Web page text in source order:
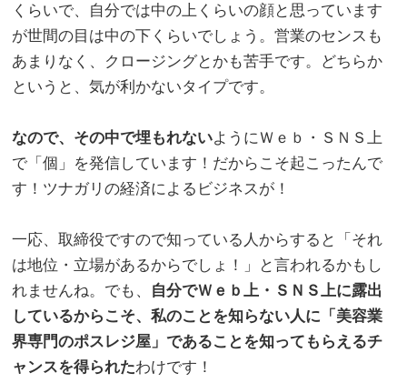
くらいで、自分では中の上くらいの顔と思っています
が世間の目は中の下くらいでしょう。営業のセンスも
あまりなく、クロージングとかも苦手です。どちらか
というと、気が利かないタイプです。
なので、その中で埋もれないようにＷｅｂ・ＳＮＳ上
で「個」を発信しています！だからこそ起こったんで
す！ツナガリの経済によるビジネスが！
一応、取締役ですので知っている人からすると「それ
は地位・立場があるからでしょ！」と言われるかもし
れませんね。でも、 自分でＷｅｂ上・ＳＮＳ上に露出
しているからこそ、私のことを知らない人に「美容業
界専門のポスレジ屋」であることを知ってもらえるチ
ャンスを得られたわけです！